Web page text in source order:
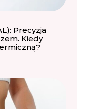
Precyzja
Kiedy